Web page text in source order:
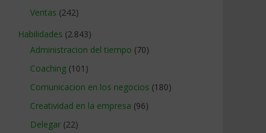
Ventas (242)
Habilidades (2.843)
Administracion del tiempo (70)
Coaching (101)
Comunicacion en los negocios (180)
Creatividad en la empresa (96)
Delegar (22)